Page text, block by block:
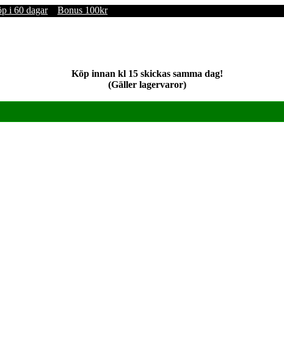
i 60 dagar Bonus 100kr
Köp innan kl 15 skickas samma dag!
(Gäller lagervaror)